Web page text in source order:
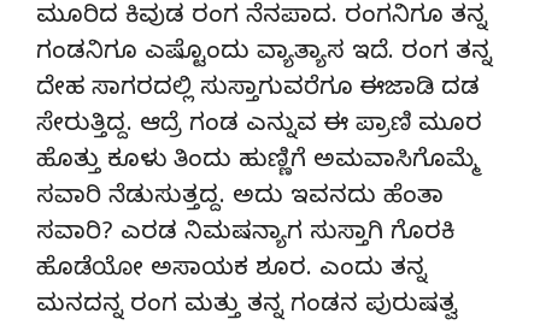
ಮೂರಿದ ಕಿವುಡ ರಂಗ ನೆನಪಾದ. ರಂಗನಿಗೂ ತನ್ನ
ಗಂಡನಿಗೂ ಎಷ್ಟೊಂದು ವ್ಯಾತ್ಯಾಸ ಇದೆ. ರಂಗ ತನ್ನ
ದೇಹ ಸಾಗರದಲ್ಲಿ ಸುಸ್ತಾಗುವರೆಗೂ ಈಜಾಡಿ ದಡ
ಸೇರುತ್ತಿದ್ದ. ಆದ್ರೆ ಗಂಡ ಎನ್ನುವ ಈ ಪ್ರಾಣಿ ಮೂರ
ಹೊತ್ತು ಕೂಳು ತಿಂದು ಹುಣ್ಣಿಗೆ ಅಮವಾಸಿಗೊಮ್ಮೆ
ಸವಾರಿ ನೆಡುಸುತ್ತದ್ದ. ಅದು ಇವನದು ಹೆಂತಾ
ಸವಾರಿ? ಎರಡ ನಿಮಷನ್ಯಾಗ ಸುಸ್ತಾಗಿ ಗೊರಕಿ
ಹೊಡೆಯೋ ಅಸಾಯಕ ಶೂರ. ಎಂದು ತನ್ನ
ಮನದನ್ನ ರಂಗ ಮತ್ತು ತನ್ನ ಗಂಡನ ಪುರುಷತ್ವ